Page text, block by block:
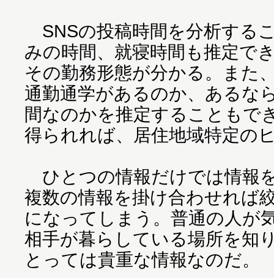
SNSの投稿時間を分析する
みの時間、就寝時間も推定で
その勤務形態が分かる。また
通勤通学があるのか、あるな
間なのかを推定することもで
得られれば、居住地域特定の
ひとつの情報だけでは情報
複数の情報を掛け合わせれば
になってしまう。普通の人が
相手が暮らしている場所を知
とっては貴重な情報なのだ。